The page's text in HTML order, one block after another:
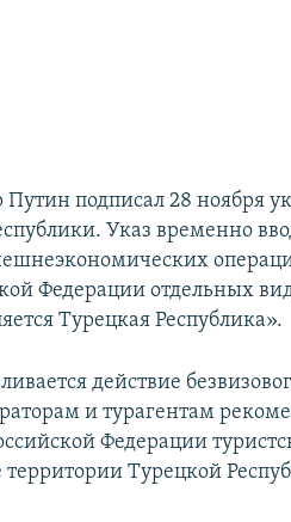
подписал 28 ноября
Указ временно
Федерации отдельных
Турецкая Республика».
действие
и турагентам
Федерации
Турецкой